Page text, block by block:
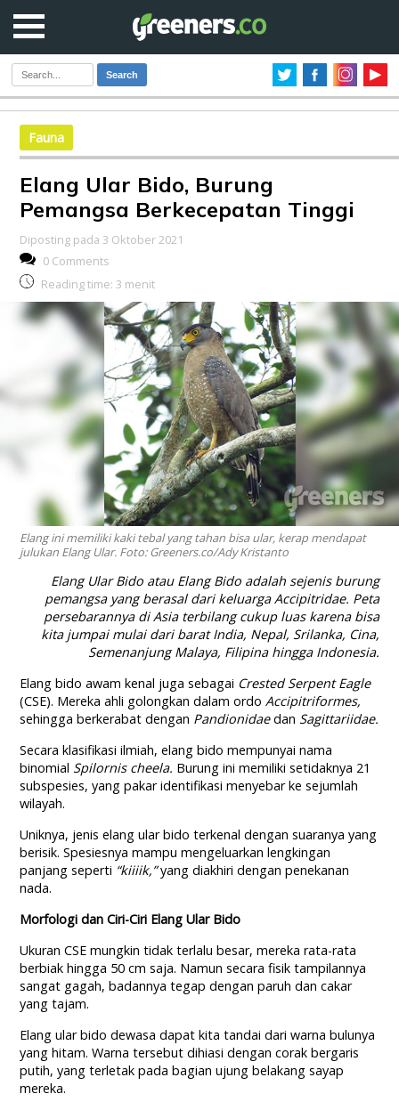
Search
Fauna
Elang Ular Bido, Burung
Pemangsa Berkecepatan Tinggi
Diposting pada 3 Oktober 2021
0 Comments
Reading time: 3 menit
Elang ini memiliki kaki tebal yang tahan bisa ular, kerap mendapat
julukan Elang Ular. Foto: Greeners.co/Ady Kristanto
Elang Ular Bido atau Elang Bido adalah sejenis burung
pemangsa yang berasal dari keluargaAccipitridae. Peta
persebarannya di Asia terbilang cukup luas karena bisa
kita jumpai mulai dari barat India, Nepal, Srilanka, Cina,
Semenanjung Malaya, Filipina hingga Indonesia.
Elang bido awam kenal juga sebagai Crested Serpent Eagle
(CSE). Mereka ahli golongkan dalam ordoAccipitriformes,
sehingga berkerabat dengan Pandionidaedan Sagittariidae.
Secara klasifikasi ilmiah, elang bido mempunyai nama
binomial Spilornis cheela. Burung ini memiliki setidaknya 21
subspesies, yang pakar identifikasi menyebar ke sejumlah
wilayah.
Uniknya, jenis elang ular bido terkenal dengan suaranya yang
berisik. Spesiesnya mampu mengeluarkan lengkingan
panjang seperti “kiiiik,”yang diakhiri dengan penekanan
nada.
Morfologi dan Ciri-Ciri Elang Ular Bido
Ukuran CSE mungkin tidak terlalu besar, mereka rata-rata
berbiak hingga 50 cm saja. Namun secara fisik tampilannya
sangat gagah, badannya tegap dengan paruh dan cakar
yang tajam.
Elang ular bido dewasa dapat kita tandai dari warna bulunya
yang hitam. Warna tersebut dihiasi dengan corak bergaris
putih, yang terletak pada bagian ujung belakang sayap
mereka.